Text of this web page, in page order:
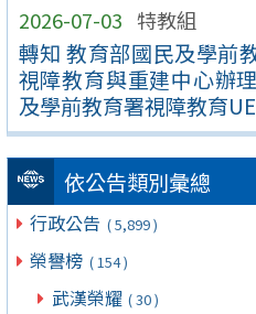
2026-07-03 特教組
轉知 教育部國民及學前
視障教育與重建中心辦
及學前教育署視障教育
依公告類別彙總
行政公告 ( 5,899 )
榮譽榜 ( 154 )
武漢榮耀 ( 30 )